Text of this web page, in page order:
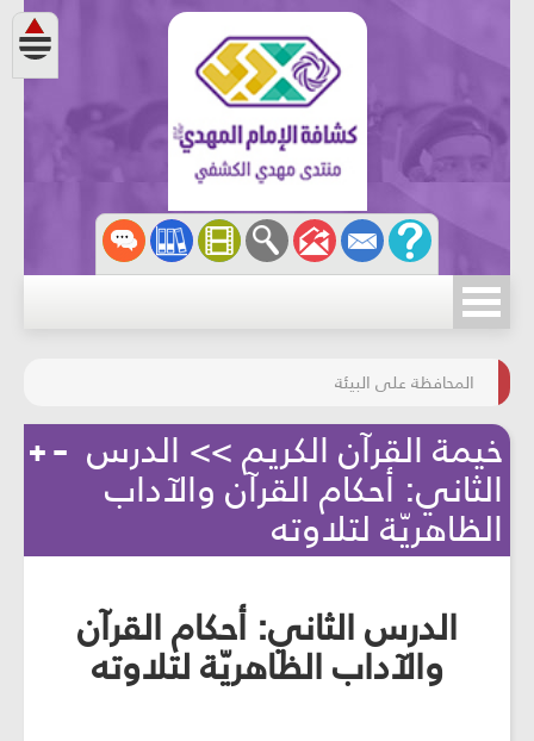
مسابقة الركب الحسينيّ
المحافظة على البيئة
خيمة القرآن الكريم >> الدرس
الثاني: أحكام القرآن والآداب
الظاهريّة لتلاوته
الدرس الثاني: أحكام القرآن
والآداب الظاهريّة لتلاوته